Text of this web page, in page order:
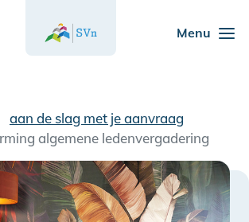
Menu
aan de slag met je aanvraag
algemene ledenvergadering